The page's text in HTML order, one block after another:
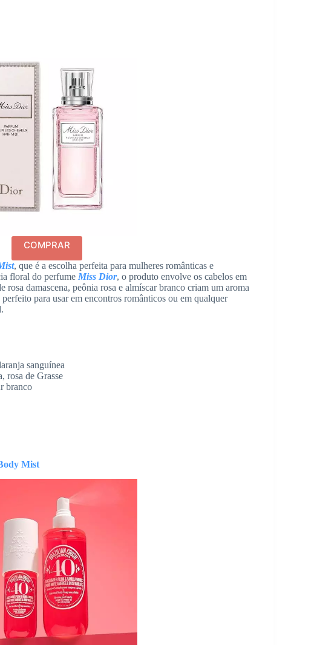
COMPRAR
, que é a escolha perfeita para mulheres românticas e
floral do perfume Miss Dior, o produto envolve os cabelos em
rosa damascena, peônia rosa e almíscar branco criam um aroma
para usar em encontros românticos ou em qualquer
sanguínea
rosa de Grasse
branco
Mist